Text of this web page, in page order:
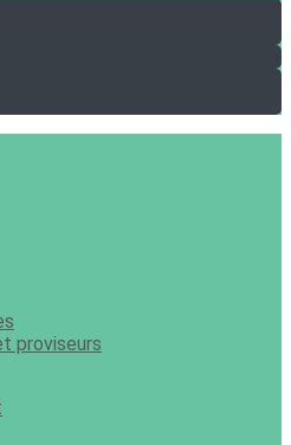
proviseurs